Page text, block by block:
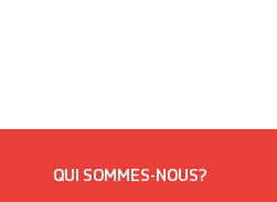
QUI SOMMES-NOUS?